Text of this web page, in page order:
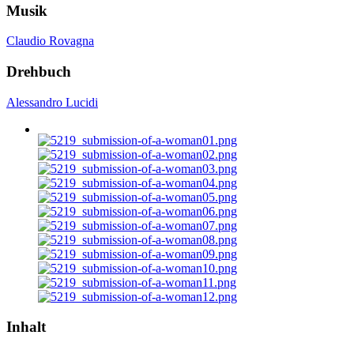
Musik
Claudio Rovagna
Drehbuch
Alessandro Lucidi
Inhalt